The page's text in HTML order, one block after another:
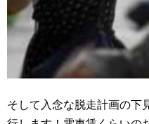
そして入念な脱走計画の下